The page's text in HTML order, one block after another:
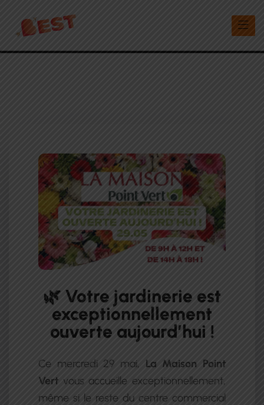
🌿 Votre jardinerie est
exceptionnellement
ouverte aujourd’hui !
Ce mercredi 29 mai, La Maison Point
Vert vous accueille exceptionnellement,
même si le reste du centre commercial